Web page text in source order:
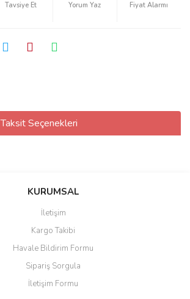
Tavsiye Et Yorum Yaz Fiyat Alarmı
Taksit Seçenekleri
KURUMSAL
İletişim
Kargo Takibi
Havale Bildirim Formu
Sipariş Sorgula
İletişim Formu